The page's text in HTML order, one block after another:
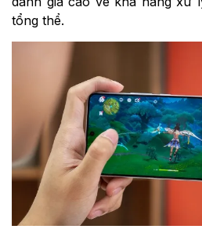
tổng thể.